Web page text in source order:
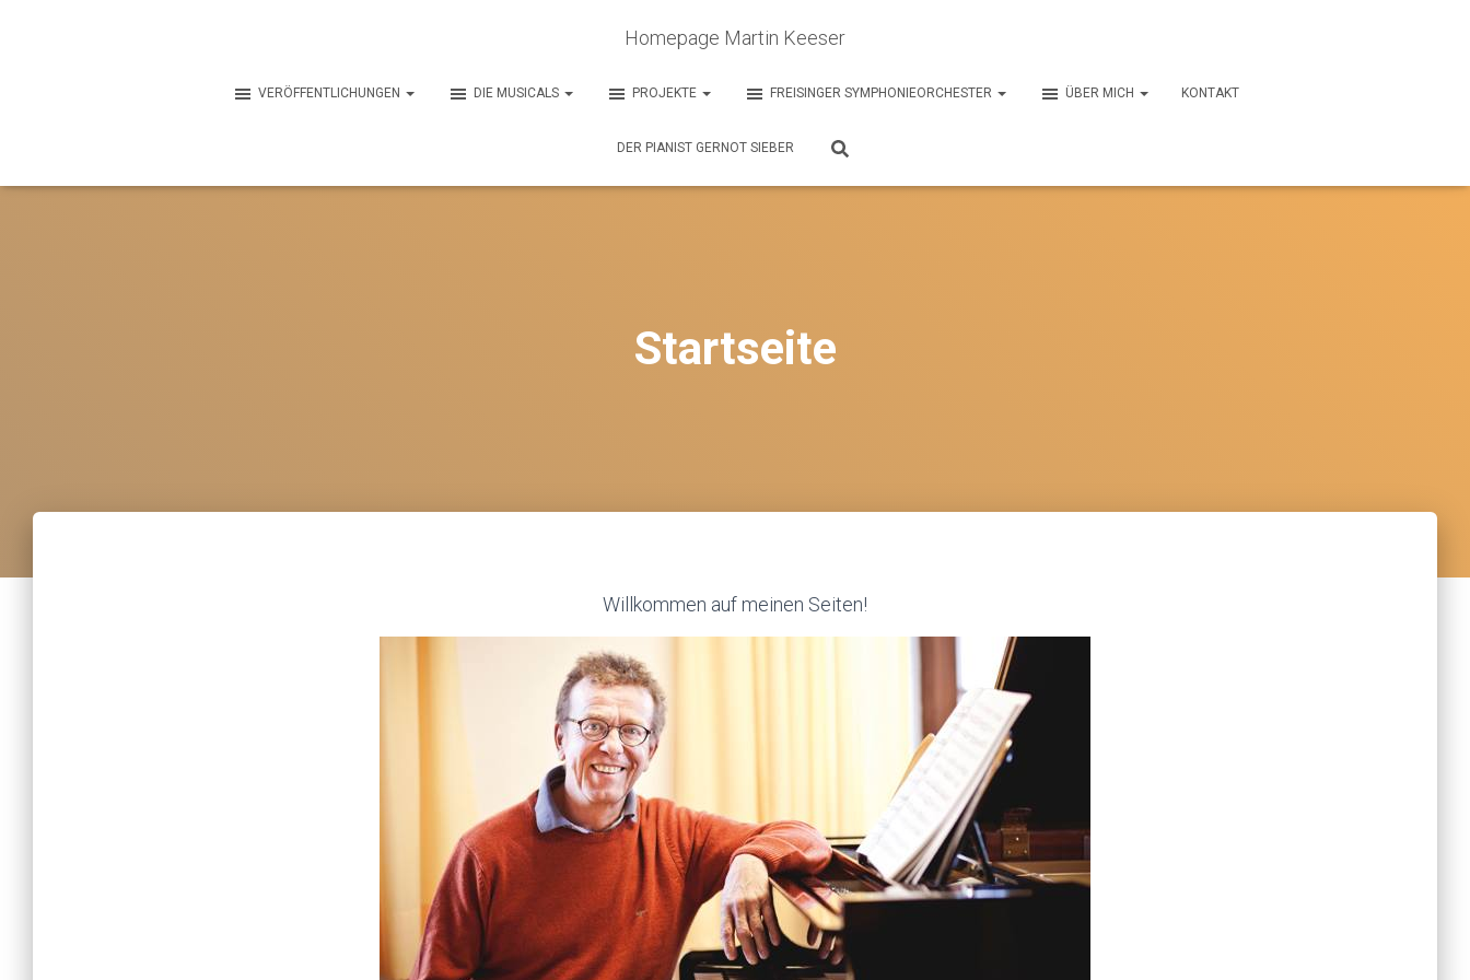
Homepage Martin Keeser
VERÖFFENTLICHUNGEN DIE MUSICALS PROJEKTE FREISINGER SYMPHONIEORCHESTER ÜBER MICH KONTAKT
DER PIANIST GERNOT SIEBER
Startseite
Willkommen auf meinen Seiten!